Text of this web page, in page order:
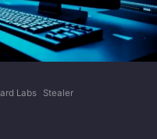
Labs Stealer